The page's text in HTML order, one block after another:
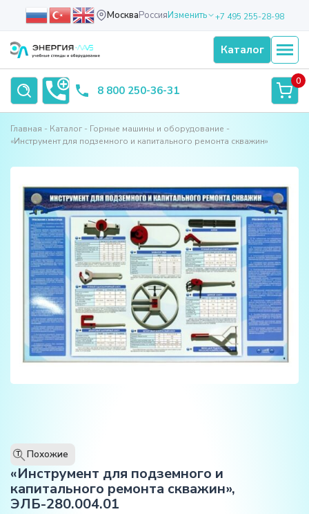
МоскваРоссияИзменить +7 495 255-28-98
Каталог
8 800 250-36-31
0
Главная Каталог
Горные машины и оборудование
«Инструмент для подземного и капитального ремонта скважин»
T Похожие
«Инструмент для подземного и
капитального ремонта скважин»,
ЭЛБ-280.004.01